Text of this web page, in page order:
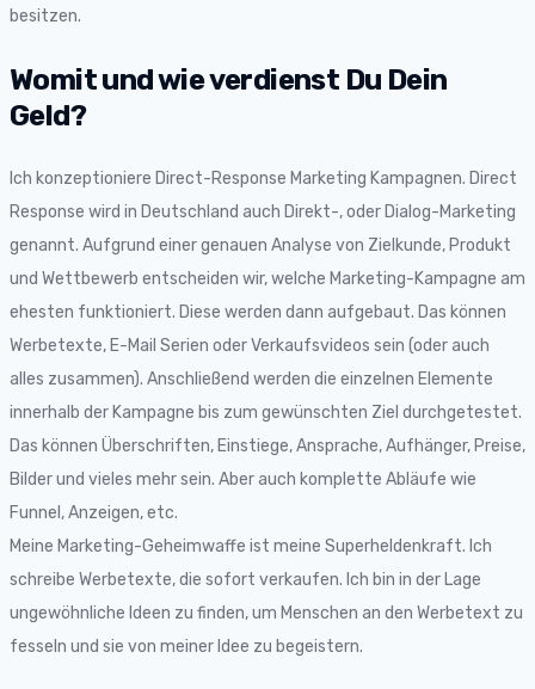
besitzen.
Womit und wie verdienst Du Dein
Geld?
Ich konzeptioniere Direct-Response Marketing Kampagnen. Direct
Response wird in Deutschland auch Direkt-, oder Dialog-Marketing
genannt. Aufgrund einer genauen Analyse von Zielkunde, Produkt
und Wettbewerb entscheiden wir, welche Marketing-Kampagne am
ehesten funktioniert. Diese werden dann aufgebaut. Das können
Werbetexte, E-Mail Serien oder Verkaufsvideos sein (oder auch
alles zusammen). Anschließend werden die einzelnen Elemente
innerhalb der Kampagne bis zum gewünschten Ziel durchgetestet.
Das können Überschriften, Einstiege, Ansprache, Aufhänger, Preise,
Bilder und vieles mehr sein. Aber auch komplette Abläufe wie
Funnel, Anzeigen, etc.
Meine Marketing-Geheimwaffe ist meine Superheldenkraft. Ich
schreibe Werbetexte, die sofort verkaufen. Ich bin in der Lage
ungewöhnliche Ideen zu finden, um Menschen an den Werbetext zu
fesseln und sie von meiner Idee zu begeistern.